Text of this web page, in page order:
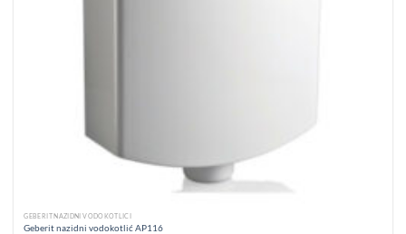
GEBERIT NAZIDNI VODOKOTLIĆI
Geberit nazidni vodokotlić AP116